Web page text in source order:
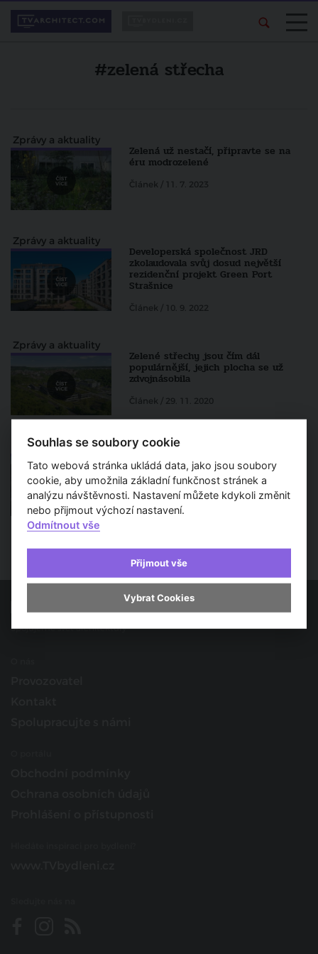
#zelená střecha
Zprávy a aktuality
Zelená už nestačí, připravte se na
éru modrozelené
Článek / 11. 7. 2023
Zprávy a aktuality
Developerská společnost JRD
zkolaudovala svůj dosud největší
rezidenční projekt Green Port
Strašnice
Článek / 10. 9. 2022
Zprávy a aktuality
Zelené střechy jsou čím dál
populárnější, jejich plocha se už
zdvojnásobila
Článek / 29. 11. 2020
Udržitelná architektura
Zelené střechy jsou v Česku stále v
počátcích
Článek / 1. 11. 2019
Spojujeme svět architektury
Souhlas se soubory cookie
Tato webová stránka ukládá data, jako jsou soubory
cookie, aby umožnila základní funkčnost stránek a
analýzu návštěvnosti. Nastavení můžete kdykoli změnit
nebo přijmout výchozí nastavení.
Odmítnout vše
Přijmout vše
Vybrat Cookies